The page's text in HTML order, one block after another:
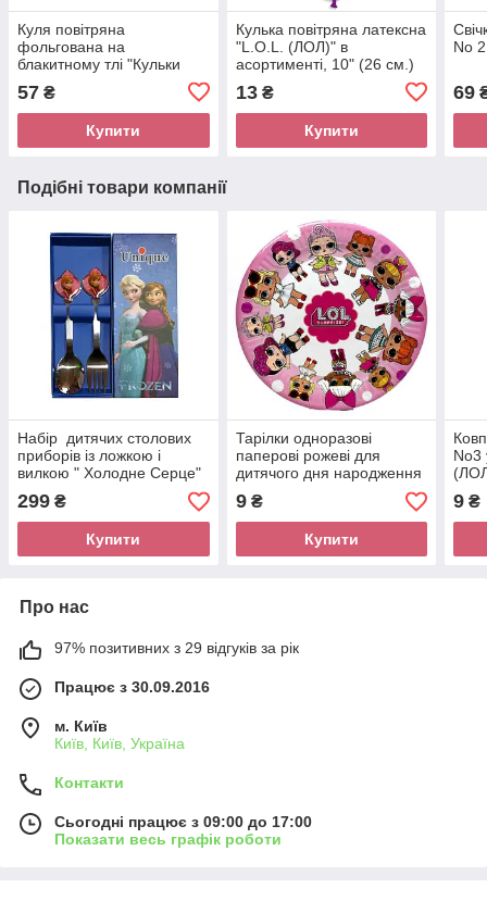
Куля повітряна
фольгована на
блакитному тлі "Кульки
L.O.L. (ЛЛЛ) " Розмір: 45
см.
57 ₴
Купити
Кулька повітряна латексна
"L.O.L. (ЛОЛ)" в
асортименті, 10" (26 см.)
13₴
Купити
No
69
Подібні товари компанії
Набір дитячих столових
приборів із ложкою і
вилкою " Холодне Серце"
299 ₴
Купити
Тарілки одноразові
паперові рожеві для
дитячого дня народження
" Ляльки L.O.L. ( ЛОЛ ) "
9₴
Купити
No3
9 ₴
Про нас
97% позитивних з 29 відгуків за рік
Працює з 30.09.2016
м. Київ
Київ, Київ, Україна
Контакти
Сьогодні працює з 09:00 до 17:00
Показати весь графік роботи